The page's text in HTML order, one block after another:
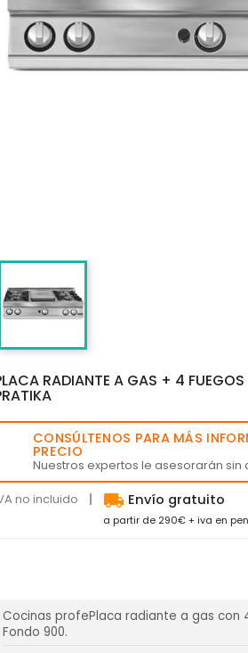
RADIANTE A GAS + 4
CONSÚLTENOS PARA MÁS
PRECIO
Nuestros expertos le asesorarán sin
no incluido local_shipping Envío gratuito
a partir de 290€ + iva en
Cocinas profePlaca radiante a gas con
Fondo 900.